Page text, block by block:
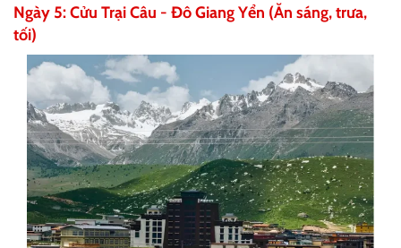
Ngày 5: Cửu Trại Câu - Đô Giang Yển (Ăn sáng, trưa,
tối)